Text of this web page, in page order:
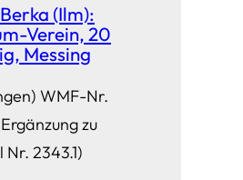
(Ilm):
Verein, 20
Messing
WMF-Nr.
zu
Nr. 2343.1)